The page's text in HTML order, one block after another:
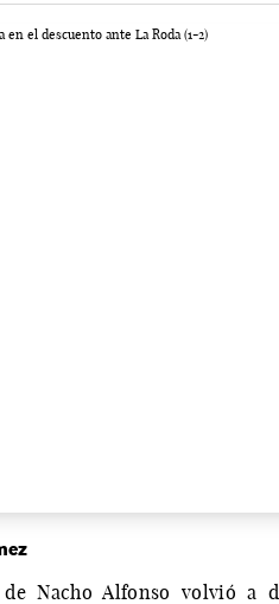
Nacho Alfonso volvió a